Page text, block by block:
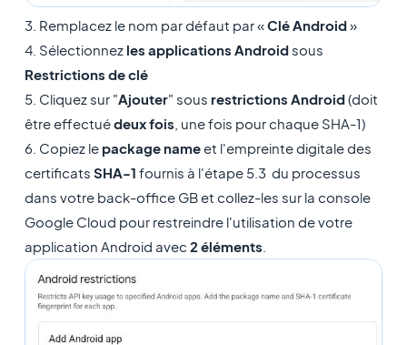
3. Remplacez le nom par défaut par «Clé Android»
4. Sélectionnez les applications Androidsous
Restrictions de clé
5. Cliquez sur "Ajouter" sous restrictions Android(doit
être effectuédeux fois , une fois pour chaque SHA-1)
6. Copiez lepackage nameet l'empreinte digitale des
certificats SHA-1 fournis à l'étape 5.3 du processus
dans votre back-office GB et collez-les sur la console
Google Cloud pour restreindre l'utilisation de votre
application Android avec 2 éléments